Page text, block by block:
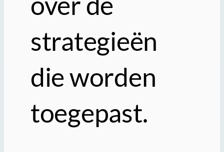
strategieën
die worden
toegepast.